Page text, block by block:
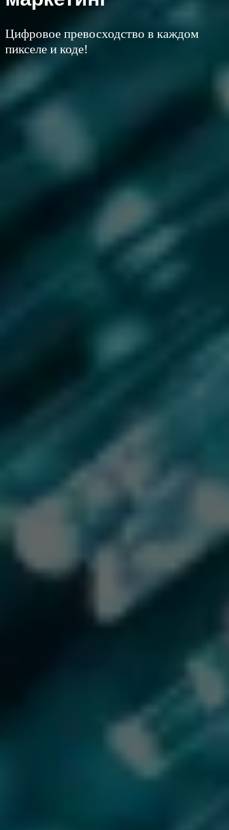
Цифровое превосходство в каждом
пикселе и коде!
Покори вершину поисковых
результатов!